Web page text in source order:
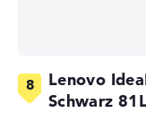
Lenovo
Schwarz